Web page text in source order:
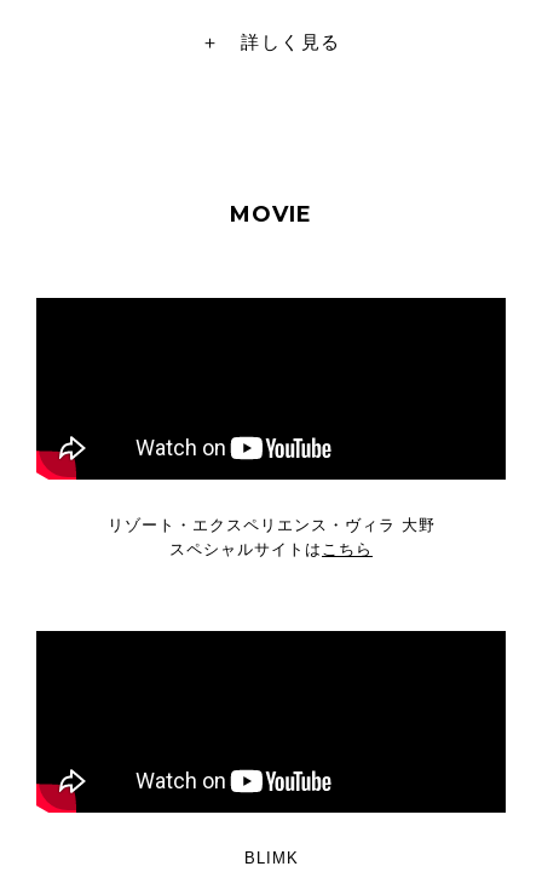
＋ 詳しく見る
MOVIE
リゾート・エクスペリエンス・ヴィラ 大野
スペシャルサイトは こちら
BLIMK